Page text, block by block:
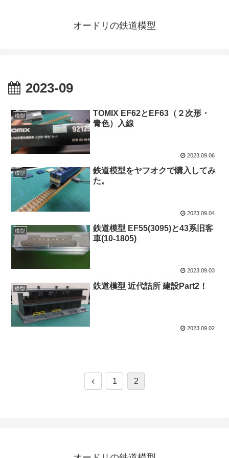
オードリの鉄道模型
2023-09
模型
TOMIX EF62とEF63（２次形・
青色）入線
2023.09.06
模型
鉄道模型をヤフオクで購入してみ
た。
2023.09.04
模型
鉄道模型 EF55(3095)と43系旧客
車(10-1805)
2023.09.03
模型 鉄道模型 近代詰所 建設Part2！
2023.09.02
前
1 2